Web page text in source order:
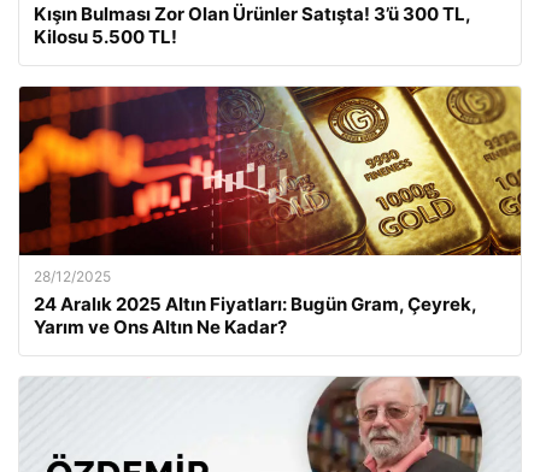
Kışın Bulması Zor Olan Ürünler Satışta! 3’ü 300 TL,
Kilosu 5.500 TL!
28/12/2025
24 Aralık 2025 Altın Fiyatları: Bugün Gram, Çeyrek,
Yarım ve Ons Altın Ne Kadar?